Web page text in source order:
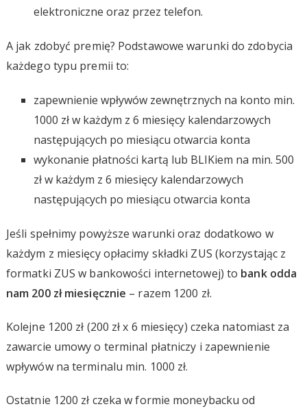
elektroniczne oraz przez telefon.
A jak zdobyć premię? Podstawowe warunki do zdobycia
każdego typu premii to:
zapewnienie wpływów zewnętrznych na konto min.
1000 zł w każdym z 6 miesięcy kalendarzowych
następujących po miesiącu otwarcia konta
wykonanie płatności kartą lub BLIKiem na min. 500
zł w każdym z 6 miesięcy kalendarzowych
następujących po miesiącu otwarcia konta
Jeśli spełnimy powyższe warunki oraz dodatkowo w
każdym z miesięcy opłacimy składki ZUS (korzystając z
formatki ZUS w bankowości internetowej) to bank odda
nam 200 zł miesięcznie – razem 1200 zł.
Kolejne 1200 zł (200 zł x 6 miesięcy) czeka natomiast za
zawarcie umowy o terminal płatniczy i zapewnienie
wpływów na terminalu min. 1000 zł.
Ostatnie 1200 zł czeka w formie moneybacku od